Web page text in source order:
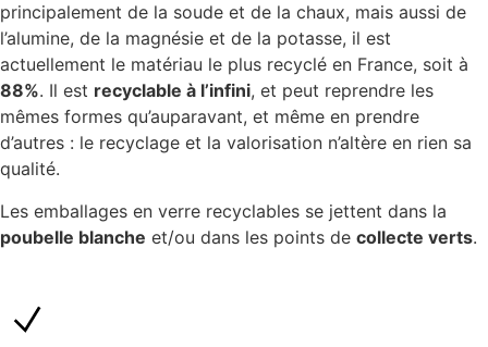
principalement de la soude et de la chaux, mais aussi de
l’alumine, de la magnésie et de la potasse, il est
actuellement le matériau le plus recyclé en France, soit à
88%. Il est recyclable à l’infini, et peut reprendre les
mêmes formes qu’auparavant, et même en prendre
d’autres : le recyclage et la valorisation n’altère en rien sa
qualité.
Les emballages en verre recyclables se jettent dans la
poubelle blanche et/ou dans les points de collecte verts.